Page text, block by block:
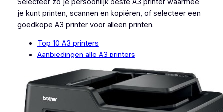
je kunt printen, scannen en kopiëren, of selecteer een
goedkope A3 printer voor alleen printen.
Top 10 A3 printers
Aanbiedingen alle A3 printers